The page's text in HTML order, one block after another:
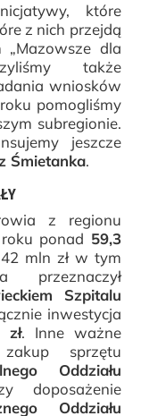
które
z nich przejdą
„Mazowsze dla
także
wniosków
pomogliśmy
subregionie.
jeszcze
Śmietanka.
z regionu
ponad 59,3
mln zł w tym
przeznaczył
Szpitalu
inwestycja
zł. Inne ważne
sprzętu
Oddziału
doposażenie
Oddziału